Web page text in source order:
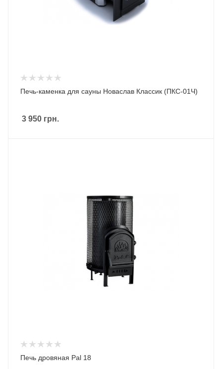
Печь-каменка для сауны Новаслав Классик (ПКС-01Ч)
3 950 грн.
Печь дровяная Pal 18